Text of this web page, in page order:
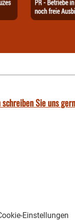
Sie uns
Einstellungen